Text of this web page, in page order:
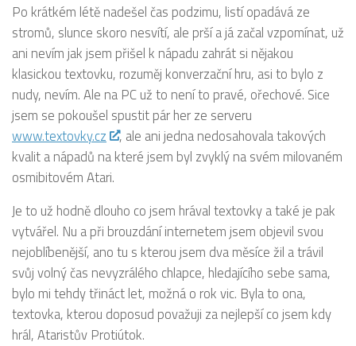
Po krátkém létě nadešel čas podzimu, listí opadává ze
stromů, slunce skoro nesvítí, ale prší a já začal vzpomínat, už
ani nevím jak jsem přišel k nápadu zahrát si nějakou
klasickou textovku, rozuměj konverzační hru, asi to bylo z
nudy, nevím. Ale na PC už to není to pravé, ořechové. Sice
jsem se pokoušel spustit pár her ze serveru
www.textovky.cz
, ale ani jedna nedosahovala takových
kvalit a nápadů na které jsem byl zvyklý na svém milovaném
osmibitovém Atari.
Je to už hodně dlouho co jsem hrával textovky a také je pak
vytvářel. Nu a při brouzdání internetem jsem objevil svou
nejoblíbenější, ano tu s kterou jsem dva měsíce žil a trávil
svůj volný čas nevyzrálého chlapce, hledajícího sebe sama,
bylo mi tehdy třináct let, možná o rok vic. Byla to ona,
textovka, kterou doposud považuji za nejlepší co jsem kdy
hrál, Ataristův Protiútok.